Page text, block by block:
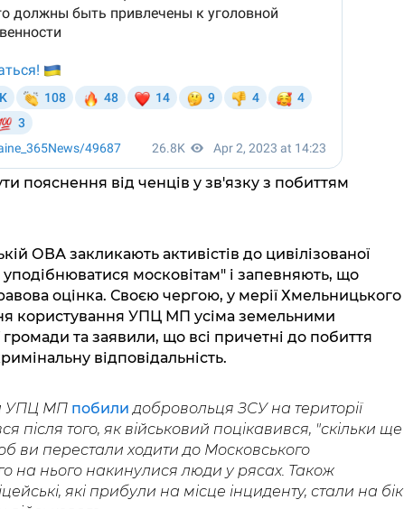
пояснення від ченців у зв'язку з побиттям
ОВА закликають активістів до цивілізованої
московітам" і запевняють, що
оцінка. Своєю чергою, у мерії Хмельницького
користування УПЦ МП усіма земельними
громади та заявили, що всі причетні до побиття
відповідальність.
УПЦ МПпобили добровольця ЗСУ на території
після того, як військовий поцікавився, "скільки ще
ви перестали ходити до Московського
на нього накинулися люди у рясах. Також
які прибули на місце інциденту, стали на бік